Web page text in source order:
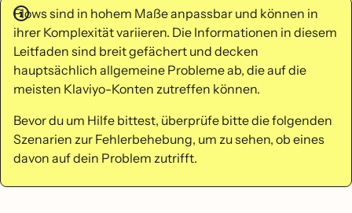
Flows sind in hohem Maße anpassbar und können in
ihrer Komplexität variieren. Die Informationen in diesem
Leitfaden sind breit gefächert und decken
hauptsächlich allgemeine Probleme ab, die auf die
meisten Klaviyo-Konten zutreffen können.
Bevor du um Hilfe bittest, überprüfe bitte die folgenden
Szenarien zur Fehlerbehebung, um zu sehen, ob eines
davon auf dein Problem zutrifft.